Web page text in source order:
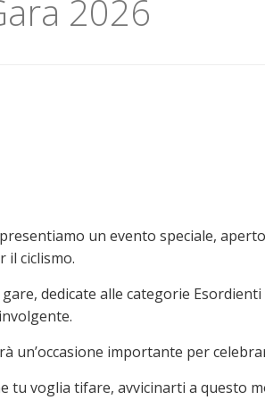
2026
un evento speciale,
il ciclismo.
gare, dedicate alle categorie
un’occasione importante per
tu voglia tifare, avvicinarti a questo